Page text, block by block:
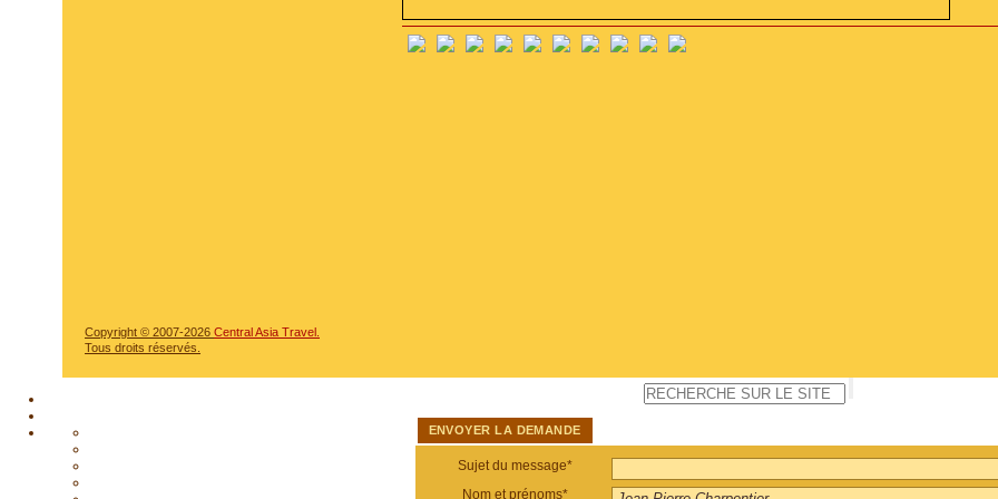
Copyright © 2007-2026 Central Asia Travel.
Tous droits réservés.
ENVOYER LA DEMANDE
Sujet du message*
Nom et prénoms*